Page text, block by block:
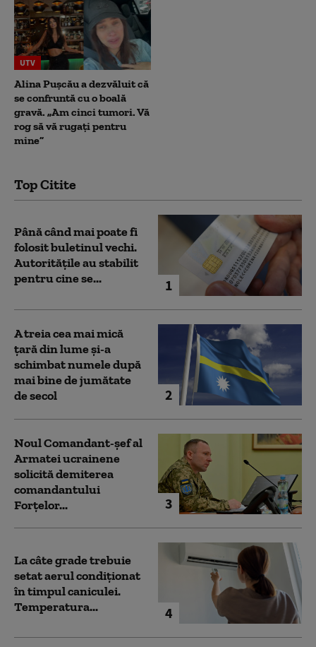
UTV
Alina Pușcău a dezvăluit că
se confruntă cu o boală
gravă. „Am cinci tumori. Vă
rog să vă rugați pentru
mine”
Top Citite
1
Până când mai poate fi
folosit buletinul vechi.
Autoritățile au stabilit
pentru cine se...
2
A treia cea mai mică
țară din lume și-a
schimbat numele după
mai bine de jumătate
de secol
3
Noul Comandant-șef al
Armatei ucrainene
solicită demiterea
comandantului
Forțelor...
4
La câte grade trebuie
setat aerul condiționat
în timpul caniculei.
Temperatura...